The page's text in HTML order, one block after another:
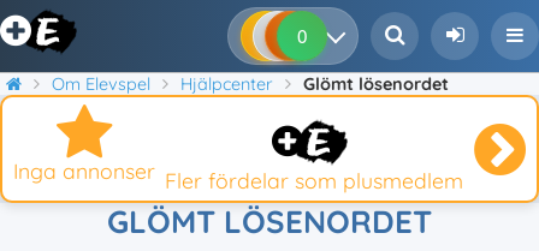
0 0 0
Om Elevspel Hjälpcenter Glömt lösenordet
Inga annonser Fler fördelar som plusmedlem
GLÖMT LÖSENORDET